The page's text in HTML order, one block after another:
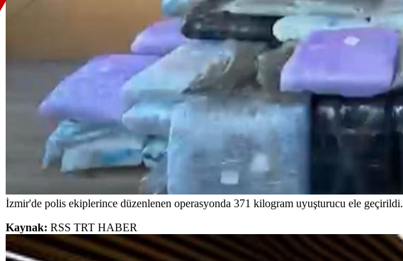
İzmir'de polis ekiplerince düzenlenen operasyonda 371 kilogram uyuşturucu ele geçirildi.
Kaynak: RSS TRT HABER